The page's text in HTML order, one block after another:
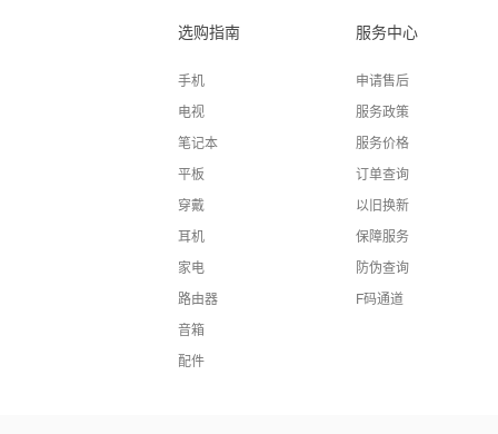
选购指南
手机
电视
笔记本
平板
穿戴
耳机
家电
路由器
音箱
配件
服务中心
申请售后
服务政策
服务价格
订单查询
以旧换新
保障服务
防伪查询
F码通道